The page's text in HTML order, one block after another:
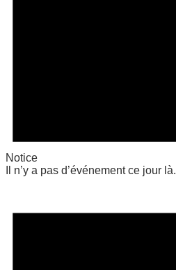
Notice
Il n’y a pas d’événement ce jour là.